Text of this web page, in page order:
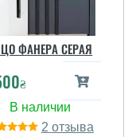
ФАНЕРА СЕРАЯ
₴
2